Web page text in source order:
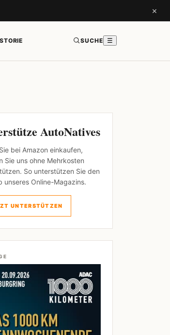
×
SUCHE ☰
AutoNatives
bei Amazon einkaufen,
Sie uns ohne Mehrkosten
So unterstützen Sie den
unseres Online-Magazins.
UNTERSTÜTZEN